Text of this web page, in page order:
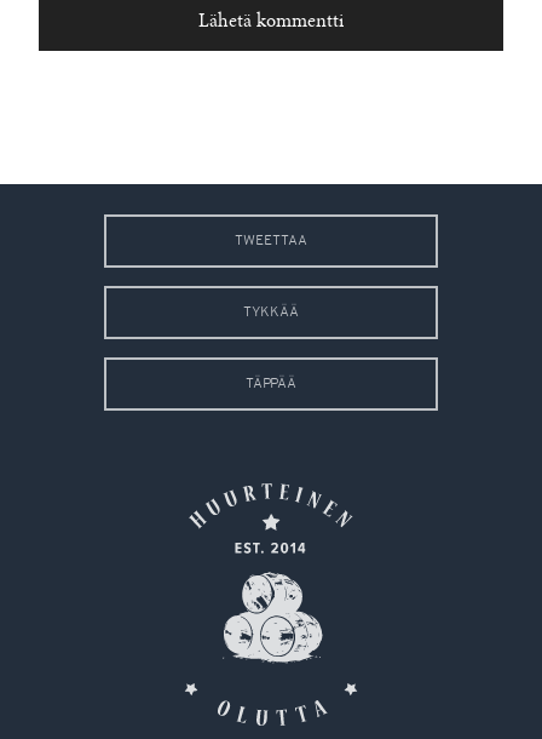
TWEETTAA
TYKKÄÄ
TÄPPÄÄ